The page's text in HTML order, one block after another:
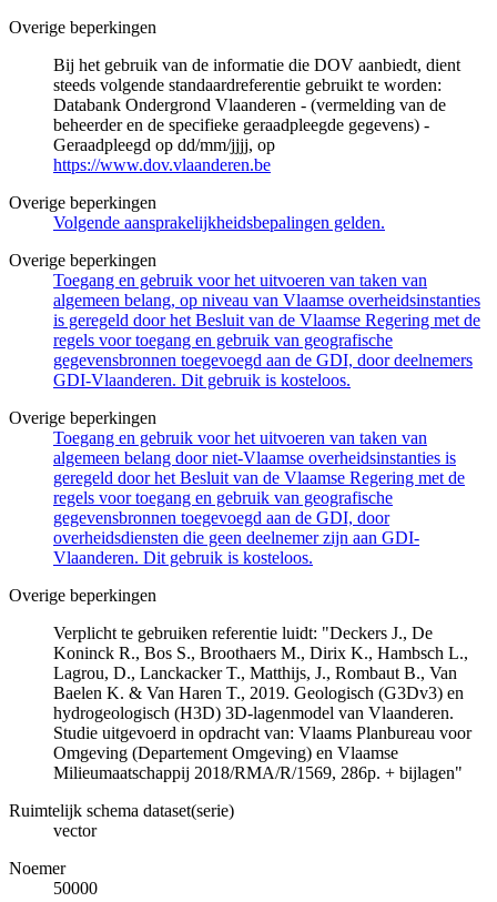
Overige beperkingen
Bij het gebruik van de informatie die DOV aanbiedt, dient
steeds volgende standaardreferentie gebruikt te worden:
Databank Ondergrond Vlaanderen - (vermelding van de
beheerder en de specifieke geraadpleegde gegevens) -
Geraadpleegd op dd/mm/jjjj, op
https://www.dov.vlaanderen.be
Overige beperkingen
Volgende aansprakelijkheidsbepalingen gelden.
Overige beperkingen
Toegang en gebruik voor het uitvoeren van taken van
algemeen belang, op niveau van Vlaamse overheidsinstanties
is geregeld door het Besluit van de Vlaamse Regering met de
regels voor toegang en gebruik van geografische
gegevensbronnen toegevoegd aan de GDI, door deelnemers
GDI-Vlaanderen. Dit gebruik is kosteloos.
Overige beperkingen
Toegang en gebruik voor het uitvoeren van taken van
algemeen belang door niet-Vlaamse overheidsinstanties is
geregeld door het Besluit van de Vlaamse Regering met de
regels voor toegang en gebruik van geografische
gegevensbronnen toegevoegd aan de GDI, door
overheidsdiensten die geen deelnemer zijn aan GDI-
Vlaanderen. Dit gebruik is kosteloos.
Overige beperkingen
Verplicht te gebruiken referentie luidt: "Deckers J., De
Koninck R., Bos S., Broothaers M., Dirix K., Hambsch L.,
Lagrou, D., Lanckacker T., Matthijs, J., Rombaut B., Van
Baelen K. & Van Haren T., 2019. Geologisch (G3Dv3) en
hydrogeologisch (H3D) 3D-lagenmodel van Vlaanderen.
Studie uitgevoerd in opdracht van: Vlaams Planbureau voor
Omgeving (Departement Omgeving) en Vlaamse
Milieumaatschappij 2018/RMA/R/1569, 286p. + bijlagen"
Ruimtelijk schema dataset(serie)
vector
Noemer
50000